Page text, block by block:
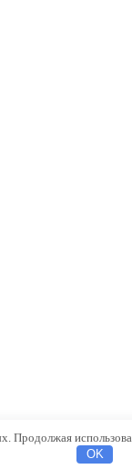
Продолжая
OK